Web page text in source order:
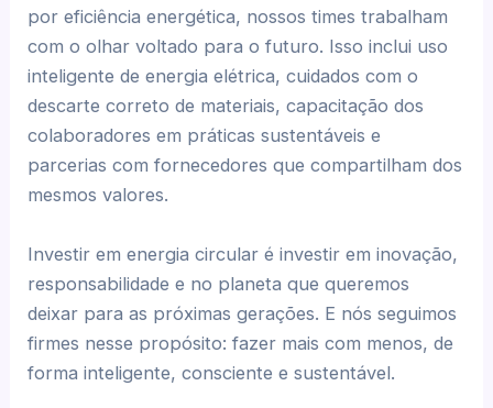
por eficiência energética, nossos times trabalham
com o olhar voltado para o futuro. Isso inclui uso
inteligente de energia elétrica, cuidados com o
descarte correto de materiais, capacitação dos
colaboradores em práticas sustentáveis e
parcerias com fornecedores que compartilham dos
mesmos valores.
Investir em energia circular é investir em inovação,
responsabilidade e no planeta que queremos
deixar para as próximas gerações. E nós seguimos
firmes nesse propósito: fazer mais com menos, de
forma inteligente, consciente e sustentável.